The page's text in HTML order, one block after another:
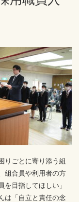
りごとに寄り添う組
組合員や利用者の方
目指してほしい」
は「自立と責任の念